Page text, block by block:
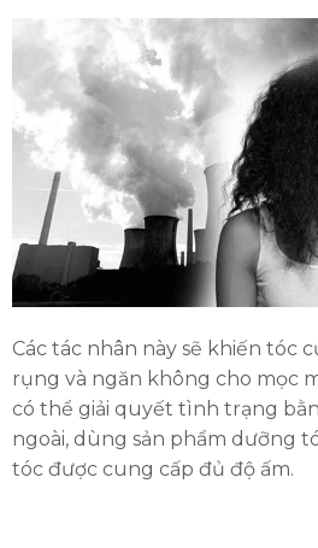
Các tác nhân này sẽ khiến tóc
rụng và ngăn không cho mọc
có thể giải quyết tình trạng
ngoài, dùng sản phẩm dưỡng
tóc được cung cấp đủ độ ấm.